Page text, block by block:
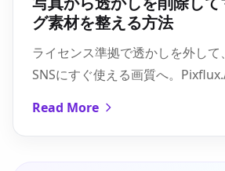
グ素材を整える方法
ライセンス準拠で透かしを外して
SNSにすぐ使える画質へ。
Read More